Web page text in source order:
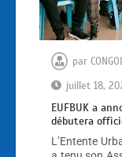
par
juillet 18,
EUFBUK a
débutera
L’Entente